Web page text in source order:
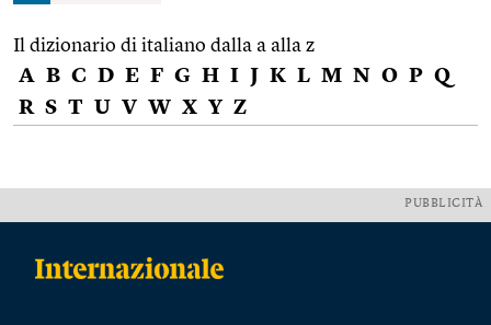
Il dizionario di italiano dalla a alla z
A B C D E F G H I J K L M N O P Q
R S T U V W X Y Z
PUBBLICITÀ